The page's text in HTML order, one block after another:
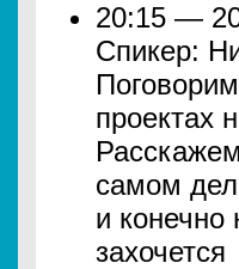
20:15 —
Спикер:
проектах
самом
и конечно
захочется